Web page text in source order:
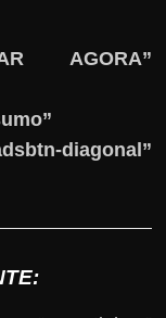
AGORA”
diagonal”